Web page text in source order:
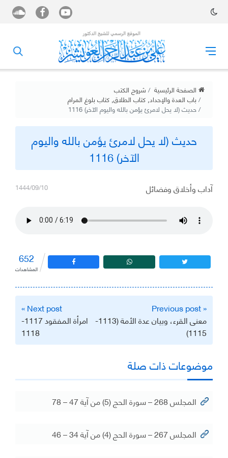
الصفحة الرئيسية شروح الكتب
باب العدة والإحداد, كتاب الطلاق, كتاب بلوغ المرام
حديث (لا يحل لامرئ يؤمن بالله واليوم الآخر) 1116
حديث (لا يحل لامرئ يؤمن بالله واليوم
الآخر) 1116
1444/09/10 آداب وأخلاق وفضائل
652
المشاهدات
تصفّح
المقالات
« Previous post
معنى القرء، وبيان عدة الأمة (1113-
1115)
Next post »
امرأة المفقود 1117-
1118
موضوعات ذات صلة
المجلس 268 – سورة الحج (5) من آية 47 – 78
المجلس 267 – سورة الحج (4) من آية 34 – 46